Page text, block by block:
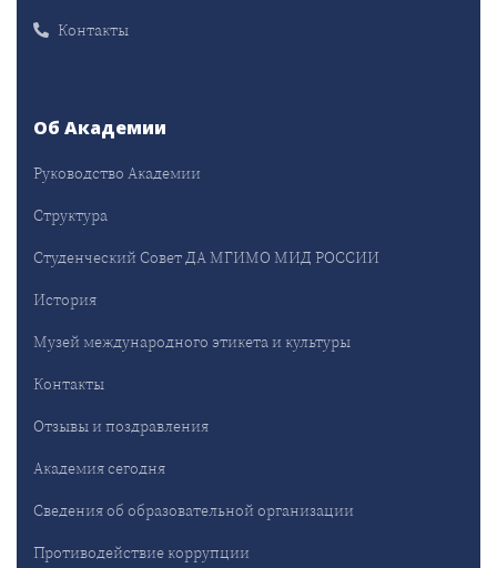
Контакты
Об Академии
Руководство Академии
Структура
Студенческий Совет ДА МГИМО МИД РОССИИ
История
Музей международного этикета и культуры
Контакты
Отзывы и поздравления
Академия сегодня
Сведения об образовательной организации
Противодействие коррупции